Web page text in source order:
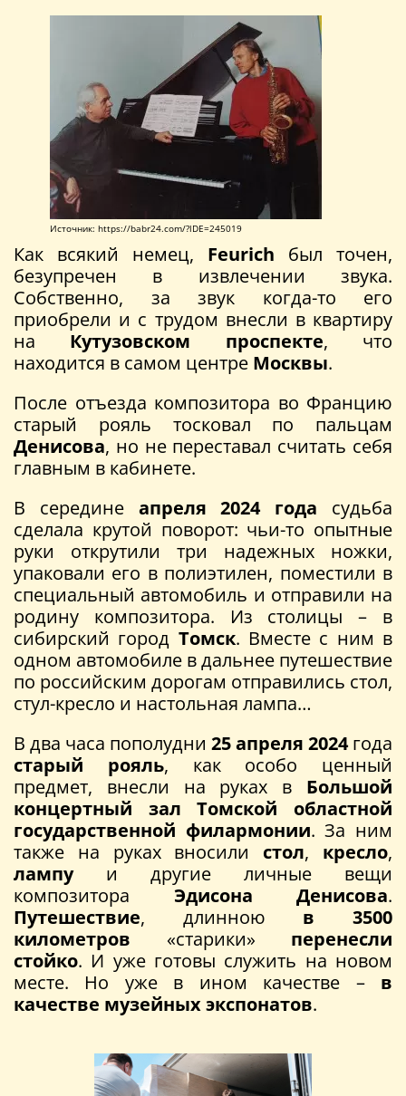
Источник: https://babr24.com/?lDE=245019
Как всякий немец, Feurich был точен,
безупречен в извлечении звука.
Собственно, за звук когда-то его
приобрели и с трудом внесли в квартиру
на Кутузовском проспекте, что
находится в самом центре Москвы.
После отъезда композитора во Францию
старый рояль тосковал по пальцам
Денисова, но не переставал считать себя
главным в кабинете.
В середине апреля 2024 года судьба
сделала крутой поворот: чьи-то опытные
руки открутили три надежных ножки,
упаковали его в полиэтилен, поместили в
специальный автомобиль и отправили на
родину композитора. Из столицы – в
сибирский город Томск. Вместе с ним в
одном автомобиле в дальнее путешествие
по российским дорогам отправились стол,
стул-кресло и настольная лампа…
В два часа пополудни 25 апреля 2024года
старый рояль, как особо ценный
предмет, внесли на руках в Большой
концертный зал Томской областной
государственной филармонии. За ним
также на руках вносили стол, кресло,
лампуи другие личные вещи
композитора Эдисона Денисова.
Путешествие, длинною в 3500
километров «старики» перенесли
стойко. И уже готовы служить на новом
месте. Но уже в ином качестве – в
качестве музейных экспонатов.